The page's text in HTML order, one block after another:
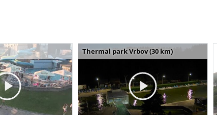
Thermal park Vrbov (30 km)